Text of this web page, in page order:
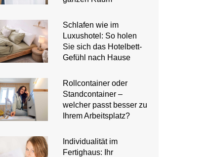
Schlafen wie im
Luxushotel: So holen
Sie sich das Hotelbett-
Gefühl nach Hause
Rollcontainer oder
Standcontainer –
welcher passt besser zu
Ihrem Arbeitsplatz?
Individualität im
Fertighaus: Ihr